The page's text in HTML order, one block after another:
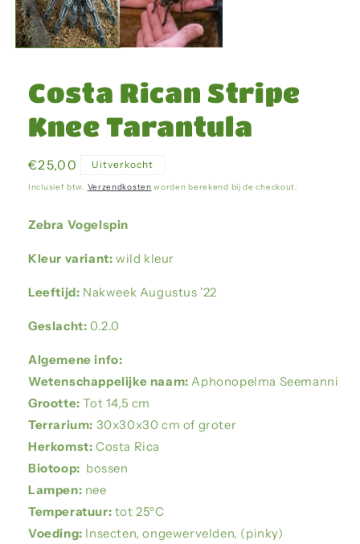
Costa Rican Stripe
Knee Tarantula
Normale
prijs
€25,00 Uitverkocht
Inclusief btw. Verzendkosten worden berekend bij de checkout.
Zebra Vogelspin
Kleur variant: wild kleur
Leeftijd: Nakweek Augustus '22
Geslacht: 0.2.0
Algemene info:
Wetenschappelijke naam: Aphonopelma Seemanni
Grootte: Tot 14,5 cm
Terrarium: 30x30x30 cm of groter
Herkomst: Costa Rica
Biotoop: bossen
Lampen: nee
Temperatuur: tot25ºC
Voeding: Insecten, ongewervelden, (pinky)